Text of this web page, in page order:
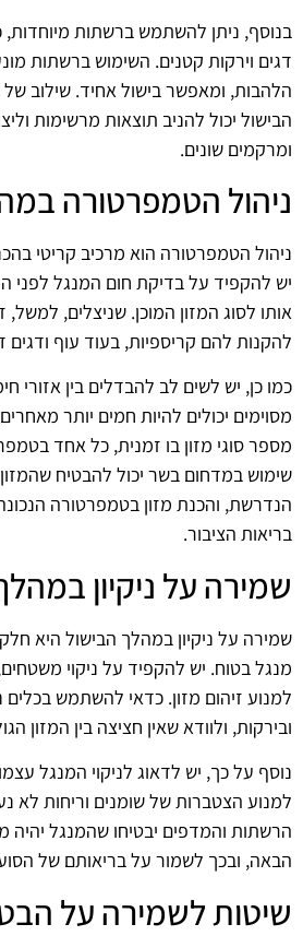
בנוסף, ניתן להשתמש ברשתות מיוחדות,
דגים וירקות קטנים. השימוש ברשתות
הלהבות, ומאפשר בישול אחיד. שילוב
הבישול יכול להניב תוצאות מרשימות
ומרקמים שונים.
ניהול הטמפרטורה
ניהול הטמפרטורה הוא מרכיב קריטי
יש להקפיד על בדיקת חום המנגל לפני
אותו לסוג המזון המוכן. שניצלים, למשל,
להקנות להם קריספיות, בעוד עוף ודגים
כמו כן, יש לשים לב להבדלים בין אזורי
מסוימים יכולים להיות חמים יותר
מספר סוגי מזון בו זמנית, כל אחד
שימוש במדחום בשר יכול להבטיח
הנדרשת, והכנת מזון בטמפרטורה
בריאות הציבור.
שמירה על ניקיון
שמירה על ניקיון במהלך הבישול היא
מנגל בטוח. יש להקפיד על ניקוי
למנוע זיהום מזון. כדאי להשתמש
ובירקות, ולוודא שאין חציצה בין המזון
נוסף על כך, יש לדאוג לניקוי המנגל
למנוע הצטברות של שומנים וריחות לא
הרשתות והמדפים יבטיחו שהמנגל יהיה
הבאה, ובכך לשמור על בריאותם של
שיטות לשמירה על